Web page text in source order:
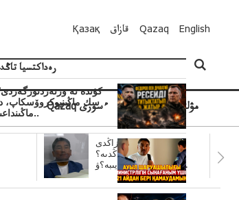
Қазақ قازاق Qazaq English
Qazaq ءسوزى مۋلتيمەديا
سۋبسيديالار زاڭدى
تولەنزاڭدىە؟
سوتتولەنگەناپتار ايىبە؟ۋ..
رەداكتسيا
سك ماڭىنپوكروۆسكاپ،
ماڭىنداعىنە ج..